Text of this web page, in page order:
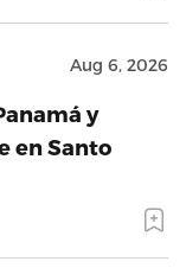
Aug 6, 2026
y
en Santo